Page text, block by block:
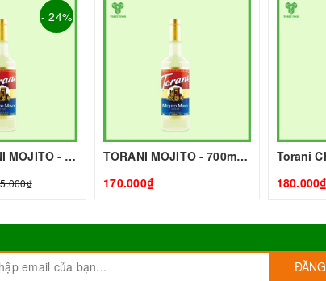
- 24%
SIRO TORANI MOJITO - 700g - TORANI | Nguyên liệu pha chế - TOBEE FOOD
TORANI MOJITO - 700mlg - TORANI | Nguyên liệu pha chế - TOBEE FOOD
170.000₫
180.000₫